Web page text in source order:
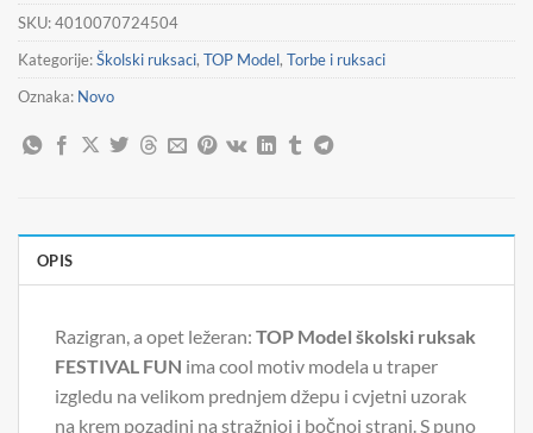
SKU:4010070724504
Kategorije:Školski ruksaci, TOP Model, Torbe i ruksaci
Oznaka: Novo
OPIS
Razigran, a opet ležeran: TOP Model školski ruksak
FESTIVAL FUN ima cool motiv modela u traper
izgledu na velikom prednjem džepu i cvjetni uzorak
na krem ​​pozadini na stražnjoj i bočnoj strani. S puno